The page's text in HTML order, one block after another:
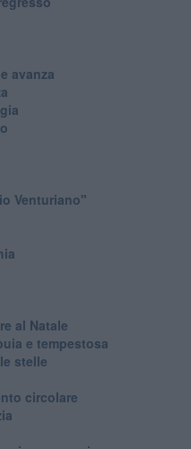
avanza
Venturiano"
al Natale
e tempestosa
stelle
circolare